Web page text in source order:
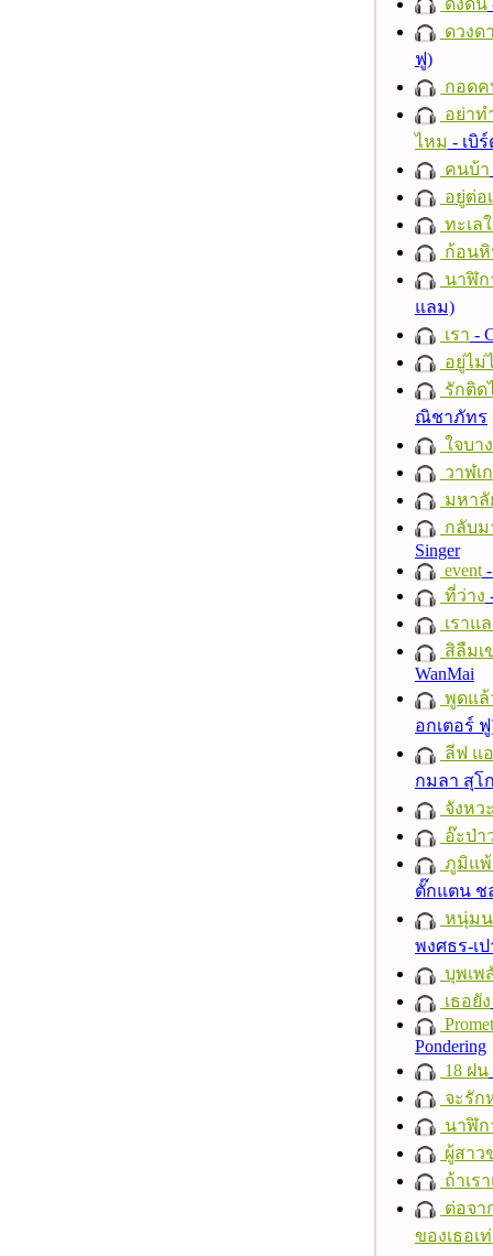
ดึงดัน
ดวงด
ฟู)
กอดค
อย่าท
ไหม - เบิ
คนบ้า
อยู่ต่อ
ทะเล
ก้อน
นาฬิก
แลม)
เรา -
อยู่ไม่
รักติด
ณิชาภัทร
ใจบาง
วาฬเ
มหาลั
กลับม
Singer
event
ที่ว่าง
เราแ
สิลืมเ
WanMai
พูดแล้
อกเตอร์
ลีฟ แอ
กมลา สุโ
จังหว
อ๊ะป่า
ภูมิแพ้
ตั๊กแตน ช
หนุ่มน
พงศธร-เ
บุพเพ
เธอยัง
Pondering
18 ฝน
จะรัก
นาฬิก
ผู้สาว
ถ้าเร
ต่อจา
ของเธอเ